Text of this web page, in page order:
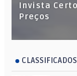
Invista
Preços
CLASSIFICADOS